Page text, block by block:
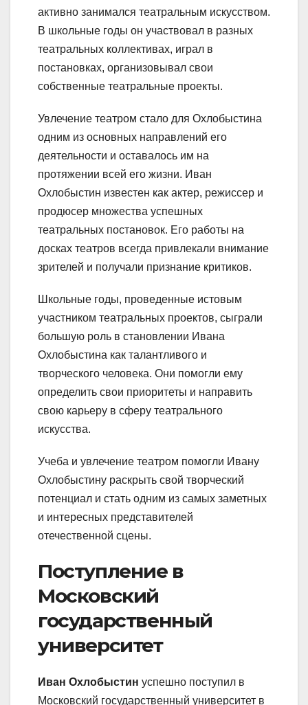
активно занимался театральным искусством.
В школьные годы он участвовал в разных
театральных коллективах, играл в
постановках, организовывал свои
собственные театральные проекты.
Увлечение театром стало для Охлобыстина
одним из основных направлений его
деятельности и оставалось им на
протяжении всей его жизни. Иван
Охлобыстин известен как актер, режиссер и
продюсер множества успешных
театральных постановок. Его работы на
досках театров всегда привлекали внимание
зрителей и получали признание критиков.
Школьные годы, проведенные истовым
участником театральных проектов, сыграли
большую роль в становлении Ивана
Охлобыстина как талантливого и
творческого человека. Они помогли ему
определить свои приоритеты и направить
свою карьеру в сферу театрального
искусства.
Учеба и увлечение театром помогли Ивану
Охлобыстину раскрыть свой творческий
потенциал и стать одним из самых заметных
и интересных представителей
отечественной сцены.
Поступление в
Московский
государственный
университет
Иван Охлобыстин успешно поступил в
Московский государственный университет в